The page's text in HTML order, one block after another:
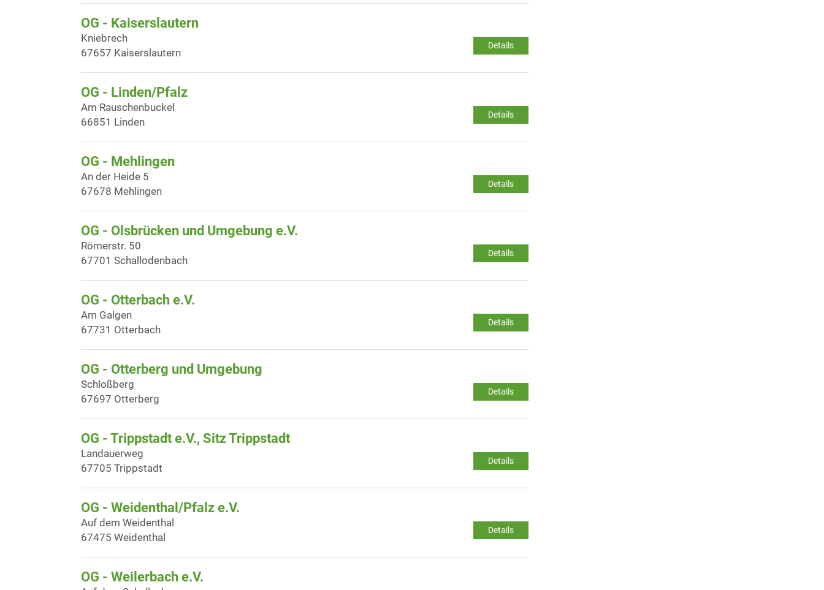
OG - Kaiserslautern
Details
Kniebrech
67657 Kaiserslautern
OG - Linden/Pfalz
Details
Am Rauschenbuckel
66851 Linden
OG - Mehlingen
Details
An der Heide 5
67678 Mehlingen
OG - Olsbrücken und Umgebung e.V.
Details
Römerstr. 50
67701 Schallodenbach
OG - Otterbach e.V.
Details
Am Galgen
67731 Otterbach
OG - Otterberg und Umgebung
Details
Schloßberg
67697 Otterberg
OG - Trippstadt e.V., Sitz Trippstadt
Details
Landauerweg
67705 Trippstadt
OG - Weidenthal/Pfalz e.V.
Details
Auf dem Weidenthal
67475 Weidenthal
OG - Weilerbach e.V.